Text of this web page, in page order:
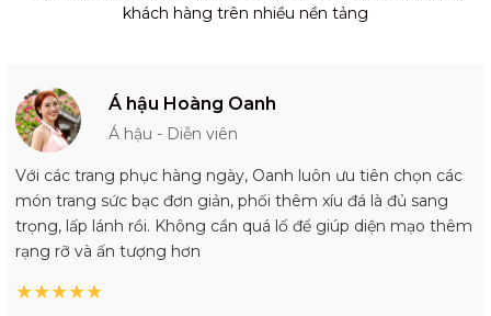
khách hàng trên nhiều nền tảng
Á hậu Hoàng Oanh
Á hậu - Diễn viên
Với các trang phục hàng ngày, Oanh luôn ưu tiên chọn các
món trang sức bạc đơn giản, phối thêm xíu đá là đủ sang
trọng, lấp lánh rồi. Không cần quá lố để giúp diện mạo thêm
rạng rỡ và ấn tượng hơn
★★★★★